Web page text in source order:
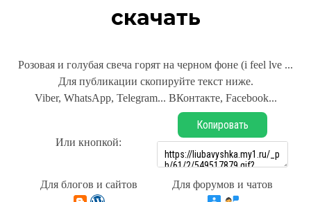
скачать
Розовая и голубая свеча горят на черном фоне (i feel lve ...
Для публикации скопируйте текст ниже.
Viber, WhatsApp, Telegram... ВКонтакте, Facebook...
Или кнопкой:
Копировать
Для блогов и сайтов Для форумов и чатов